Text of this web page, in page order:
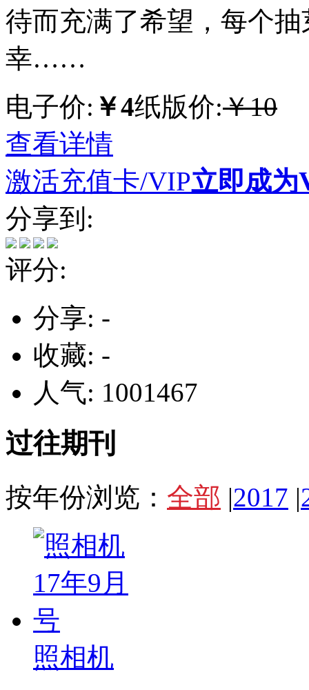
待而充满了希望，每个
幸……
电子价: ￥4纸版价:￥10
查看详情
激活充值卡/VIP立即成为
分享到:
评分:
分享: -
收藏: -
人气: 1001467
过往期刊
按年份浏览： 全部 |2017 |
照相机